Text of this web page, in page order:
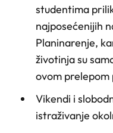
studentima
najposećenijih
Planinarenje,
životinja su
ovom
Vikendi i
istraživanje